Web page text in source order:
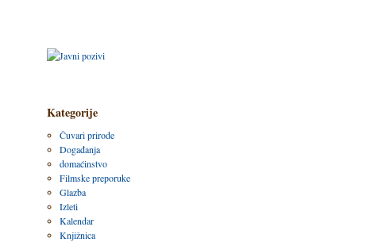
Kategorije
Čuvari prirode
Događanja
domaćinstvo
Filmske preporuke
Glazba
Izleti
Kalendar
Knjižnica